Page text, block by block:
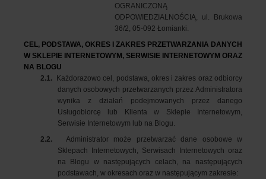
OGRANICZONĄ
ODPOWIEDZIALNOŚCIĄ, ul. Brukowa
36/2, 05-092 Łomianki.
CEL, PODSTAWA, OKRES I ZAKRES PRZETWARZANIA DANYCH
W SKLEPIE INTERNETOWYM, SERWISIE INTERNETOWYM ORAZ
NA BLOGU
2.1.
Każdorazowo cel, podstawa, okres i zakres oraz odbiorcy
danych osobowych przetwarzanych przez Administratora
wynika z działań podejmowanych przez danego
Usługobiorcę lub Klienta w Sklepie Internetowym,
Serwisie Internetowym lub na Blogu.
2.2.
Administrator może przetwarzać dane osobowe w
Sklepach Internetowych, Serwisach Internetowych oraz
na Blogu w następujących celach, na następujących
podstawach, w okresach oraz w następującym zakresie: